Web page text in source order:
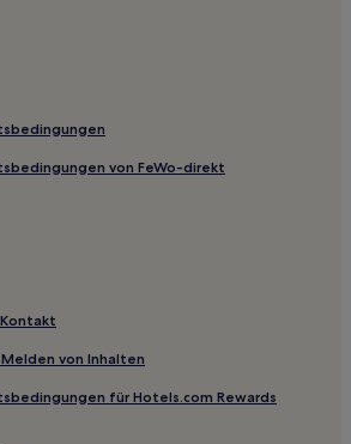
von FeWo-direkt
von Inhalten
für Hotels.com Rewards